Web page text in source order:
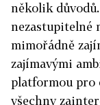
několik
nezastupitelné
mimořádně
zajímavými
platformou pro
všechny